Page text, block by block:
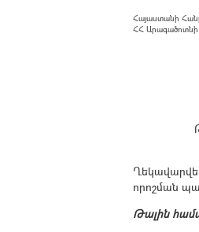
Հայաստանի
ՀՀ Արագածոտնի
որոշման
Թալին